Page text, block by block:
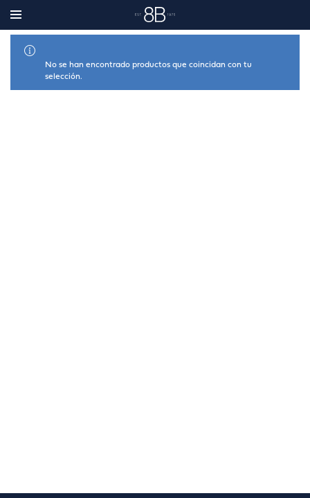
No se han encontrado productos que coincidan con tu
selección.